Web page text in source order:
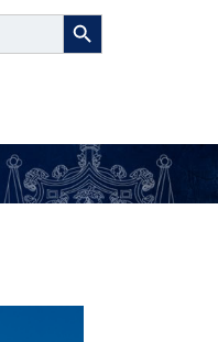
Search Button